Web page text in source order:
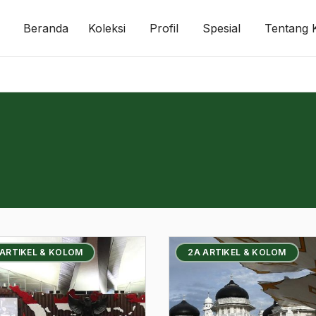
Beranda Koleksi Profil Spesial Tentang
& KOLOM 2A ARTIKEL & KOLOM